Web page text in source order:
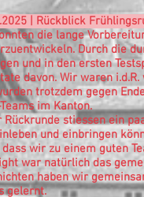
| Rückblick
die lange
Durch die
und in den ersten
davon. Wir waren
trotzdem gegen
im Kanton.
Rückrunde stiessen ein
und einbringen
wir zu einem guten
war natürlich das
haben wir
gelernt.